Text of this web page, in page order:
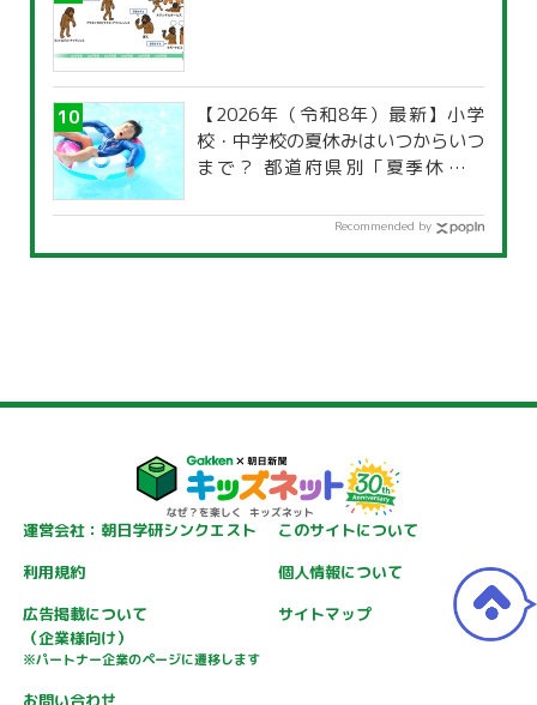
【2026年（令和8年）最新】小学
校・中学校の夏休みはいつからいつ
まで？ 都道府県別「夏季休暇一
Recommended by
運営会社：朝日学研シンクエスト
このサイトについて
利用規約
個人情報について
広告掲載について
（企業様向け）
※パートナー企業のページに遷移します
サイトマップ
お問い合わせ